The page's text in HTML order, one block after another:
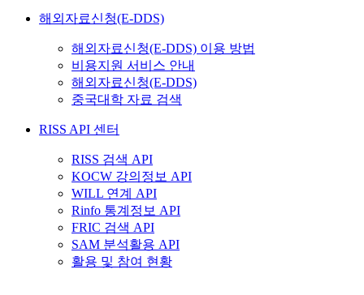
해외자료신청(E-DDS)
해외자료신청(E-DDS) 이용 방법
비용지원 서비스 안내
해외자료신청(E-DDS)
중국대학 자료 검색
RISS API 센터
RISS 검색 API
KOCW 강의정보 API
WILL 연계 API
Rinfo 통계정보 API
FRIC 검색 API
SAM 분석활용 API
활용 및 참여 현황